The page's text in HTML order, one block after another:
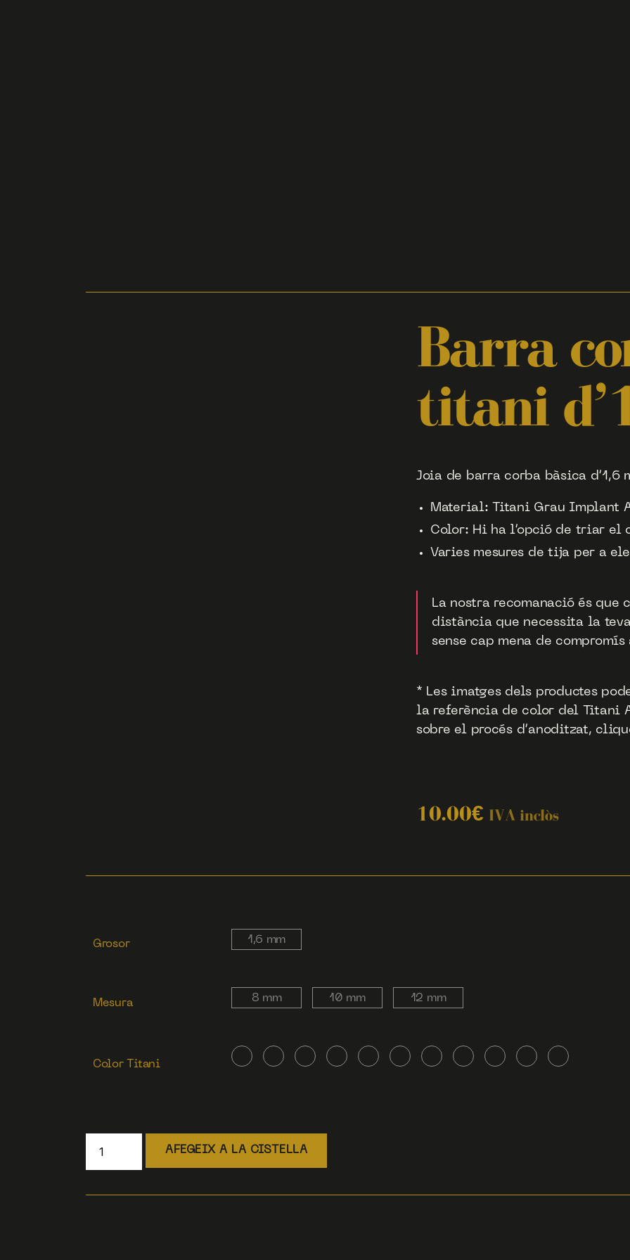
Barra
titani
Joia de barra corba bàsica d’1,6
Material: Titani Grau Implant
Color: Hi ha l’opció de triar
Varies mesures de tija per a
La nostra recomanació és
distància que necessita la
sense cap mena de
* Les imatges dels productes
la referència de color del Titani
sobre el procés d’anoditzat,
10.00€ IVA inclòs
Grosor 1,6 mm
Mesura 8 mm 10 mm 12 mm
Color Titani
AFEGEIX A LA CISTELLA